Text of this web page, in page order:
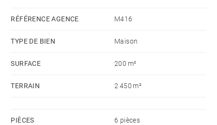
RÉFÉRENCE AGENCE M416
TYPE DE BIEN Maison
SURFACE 200 m²
TERRAIN 2 450 m²
PIÈCES 6 pièces